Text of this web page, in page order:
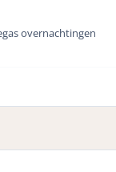
overnachtingen